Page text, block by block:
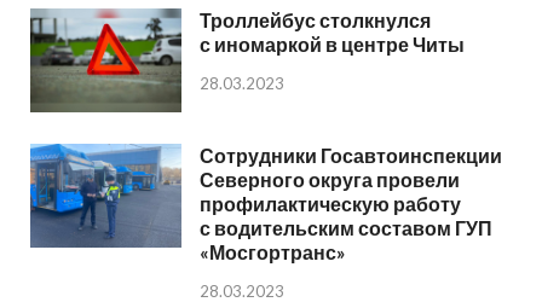
Троллейбус столкнулся
с иномаркой в центре Читы
28.03.2023
Сотрудники Госавтоинспекции
Северного округа провели
профилактическую работу
с водительским составом ГУП
«Мосгортранс»
28.03.2023